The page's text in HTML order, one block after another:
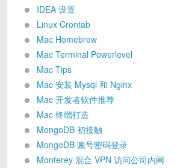
IDEA 设置
Linux Crontab
Mac Homebrew
Mac Terminal Powerlevel
Mac Tips
Mac 安装 Mysql 和 Nginx
Mac 开发者软件推荐
Mac 终端打造
MongoDB 初接触
MongoDB 账号密码登录
Monterey 混合 VPN 访问公司内网